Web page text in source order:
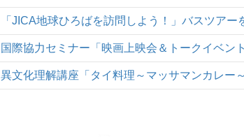
「JICA地球ひろばを訪問しよう！」バスツアー
国際協力セミナー「映画上映会＆トークイベン
異文化理解講座「タイ料理～マッサマンカレー